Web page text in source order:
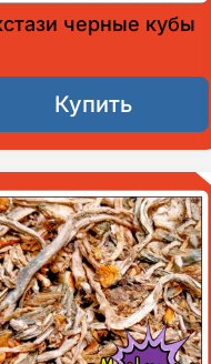
черные кубы
Купить